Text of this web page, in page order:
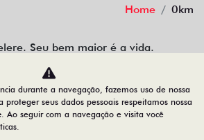
Home 0km
Seu bem maior é a vida.
durante a navegação, fazemos uso de nossa
proteger seus dados pessoais respeitamos nossa
. Ao seguir com a navegação e visita você